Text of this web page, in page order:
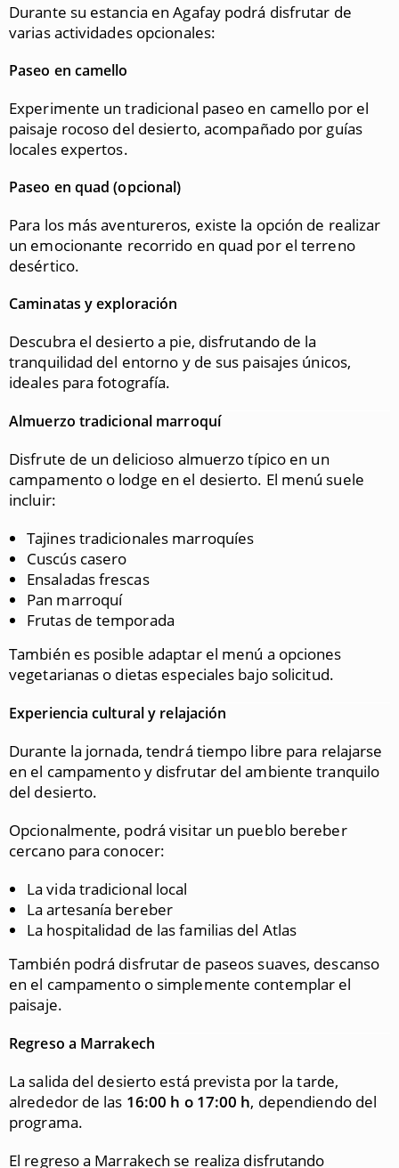
Durante su estancia en Agafay podrá disfrutar de
varias actividades opcionales:
Paseo en camello
Experimente un tradicional paseo en camello por el
paisaje rocoso del desierto, acompañado por guías
locales expertos.
Paseo en quad (opcional)
Para los más aventureros, existe la opción de realizar
un emocionante recorrido en quad por el terreno
desértico.
Caminatas y exploración
Descubra el desierto a pie, disfrutando de la
tranquilidad del entorno y de sus paisajes únicos,
ideales para fotografía.
Almuerzo tradicional marroquí
Disfrute de un delicioso almuerzo típico en un
campamento o lodge en el desierto. El menú suele
incluir:
Tajines tradicionales marroquíes
Cuscús casero
Ensaladas frescas
Pan marroquí
Frutas de temporada
También es posible adaptar el menú a opciones
vegetarianas o dietas especiales bajo solicitud.
Experiencia cultural y relajación
Durante la jornada, tendrá tiempo libre para relajarse
en el campamento y disfrutar del ambiente tranquilo
del desierto.
Opcionalmente, podrá visitar un pueblo bereber
cercano para conocer:
La vida tradicional local
La artesanía bereber
La hospitalidad de las familias del Atlas
También podrá disfrutar de paseos suaves, descanso
en el campamento o simplemente contemplar el
paisaje.
Regreso a Marrakech
La salida del desierto está prevista por la tarde,
alrededor de las 16:00 h o 17:00 h, dependiendo del
programa.
El regreso a Marrakech se realiza disfrutando